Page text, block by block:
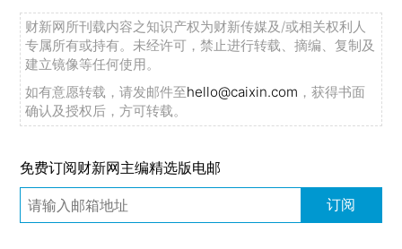
财新网所刊载内容之知识产权为财新传媒及/或相关权利人
专属所有或持有。未经许可，禁止进行转载、摘编、复制及
建立镜像等任何使用。
如有意愿转载，请发邮件至hello@caixin.com ，获得书面
确认及授权后，方可转载。
免费订阅财新网主编精选版电邮
订阅